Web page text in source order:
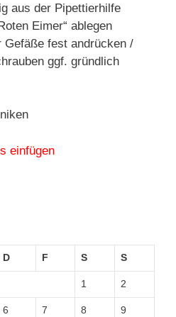
aus der Pipettierhilfe
Eimer“ ablegen
Gefäße fest andrücken /
ggf. gründlich
einfügen
D F S S
1 2
6 7 8 9